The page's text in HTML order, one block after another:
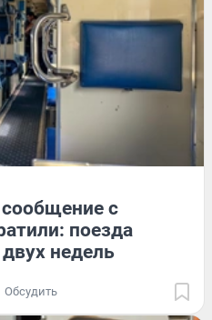
с
поезда
недель
Обсудить